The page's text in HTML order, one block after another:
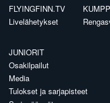
FLYINGFINN.TV
Livelähetykset
JUNIORIT
Osakilpailut
Media
Tulokset ja sarjapisteet